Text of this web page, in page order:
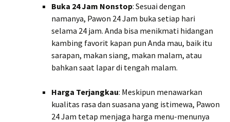
Buka 24 Jam Nonstop: Sesuai dengan
namanya, Pawon 24 Jam buka setiap hari
selama 24 jam. Anda bisa menikmati hidangan
kambing favorit kapan pun Anda mau, baik itu
sarapan, makan siang, makan malam, atau
bahkan saat lapar di tengah malam.
Harga Terjangkau: Meskipun menawarkan
kualitas rasa dan suasana yang istimewa, Pawon
24 Jam tetap menjaga harga menu-menunya